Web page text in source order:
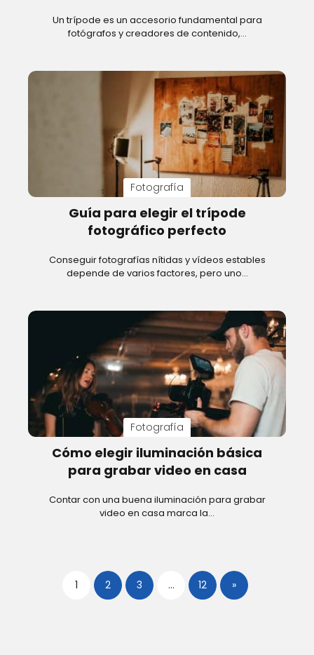
Un trípode es un accesorio fundamental para
fotógrafos y creadores de contenido,…
Fotografía
Guía para elegir el trípode
fotográfico perfecto
Conseguir fotografías nítidas y vídeos estables
depende de varios factores, pero uno…
Fotografía
Cómo elegir iluminación básica
para grabar video en casa
Contar con una buena iluminación para grabar
video en casa marca la…
1 2 3 … 12 »